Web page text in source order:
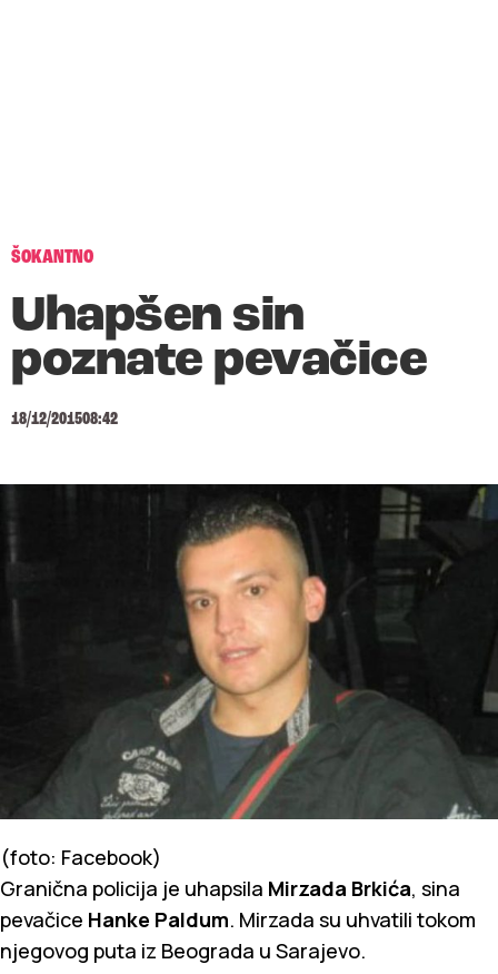
ŠOKANTNO
Uhapšen sin
poznate pevačice
18/12/201508:42
(foto: Facebook)
Granična policija je uhapsila Mirzada Brkića, sina
pevačice Hanke Paldum. Mirzada su uhvatili tokom
njegovog puta iz Beograda u Sarajevo.